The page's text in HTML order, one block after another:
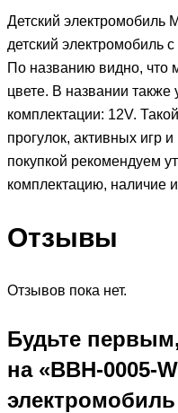
Детский электромобиль
детский электромобиль
По названию видно, что
цвете. В названии также
комплектации: 12V.
прогулок, активных игр
покупкой рекомендуем
комплектацию, наличие
Отзывы
Отзывов пока нет.
Будьте
на «BBH-0005-